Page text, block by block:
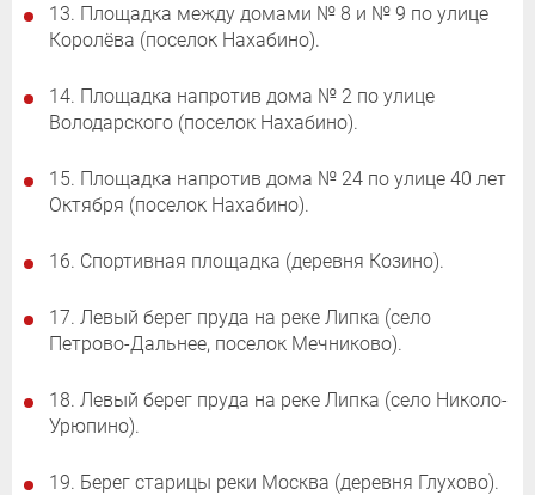
13. Площадка между домами № 8 и № 9 по улице
Королёва (поселок Нахабино).
14. Площадка напротив дома № 2 по улице
Володарского (поселок Нахабино).
15. Площадка напротив дома № 24 по улице 40 лет
Октября (поселок Нахабино).
16. Спортивная площадка (деревня Козино).
17. Левый берег пруда на реке Липка (село
Петрово-Дальнее, поселок Мечниково).
18. Левый берег пруда на реке Липка (село Николо-
Урюпино).
19. Берег старицы реки Москва (деревня Глухово).